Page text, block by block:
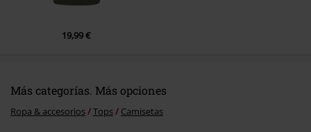
19,99 €
Más categorías. Más opciones
Ropa & accesorios Tops Camisetas